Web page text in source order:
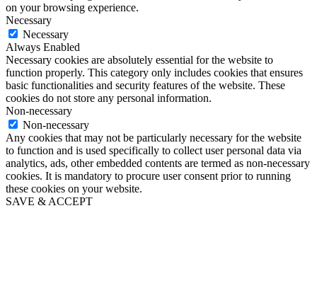
on your browsing experience.
Necessary
Necessary
Always Enabled
Necessary cookies are absolutely essential for the website to
function properly. This category only includes cookies that ensures
basic functionalities and security features of the website. These
cookies do not store any personal information.
Non-necessary
Non-necessary
Any cookies that may not be particularly necessary for the website
to function and is used specifically to collect user personal data via
analytics, ads, other embedded contents are termed as non-necessary
cookies. It is mandatory to procure user consent prior to running
these cookies on your website.
SAVE & ACCEPT